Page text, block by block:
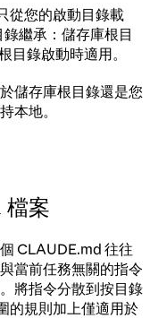
從您的啟動目錄載
繼承：儲存庫根目
目錄啟動時適用。
儲存庫根目錄還是您
本地。
案
CLAUDE.md 往往
當前任務無關的指令
將指令分散到按目錄
的規則加上僅適用於